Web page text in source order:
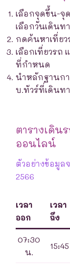
เลือกจุดขึ้น-จุ
เลือกวันเดินท
กดค้นหาเที่ยว
เลือกเที่ยวรถ
ที่กำหนด
นำหลักฐานกา
บ.ทัวร์ที่เดินท
ตารางเดิน
ออนไลน์
ตัวอย่างข้อมู
2566
เวลา
ออก
เวลา
ถึง
07:30
น.
15:45